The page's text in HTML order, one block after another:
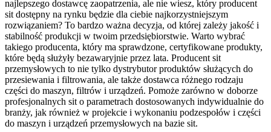
najlepszego dostawcę zaopatrzenia, ale nie wiesz, który producent
sit dostępny na rynku będzie dla ciebie najkorzystniejszym
rozwiązaniem? To bardzo ważna decyzja, od której zależy jakość i
stabilność produkcji w twoim przedsiębiorstwie. Warto wybrać
takiego producenta, który ma sprawdzone, certyfikowane produkty,
które będą służyły bezawaryjnie przez lata. Producent sit
przemysłowych to nie tylko dystrybutor produktów służących do
przesiewania i filtrowania, ale także dostawca różnego rodzaju
części do maszyn, filtrów i urządzeń. Pomoże zarówno w doborze
profesjonalnych sit o parametrach dostosowanych indywidualnie do
branży, jak również w projekcie i wykonaniu podzespołów i części
do maszyn i urządzeń przemysłowych na bazie sit.